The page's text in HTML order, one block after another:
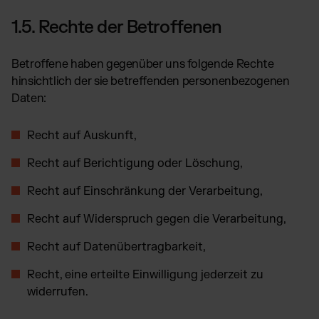
1.5. Rechte der Betroffenen
Betroffene haben gegenüber uns folgende Rechte
hinsichtlich der sie betreffenden personenbezogenen
Daten:
Recht auf Auskunft,
Recht auf Berichtigung oder Löschung,
Recht auf Einschränkung der Verarbeitung,
Recht auf Widerspruch gegen die Verarbeitung,
Recht auf Datenübertragbarkeit,
Recht, eine erteilte Einwilligung jederzeit zu
widerrufen.